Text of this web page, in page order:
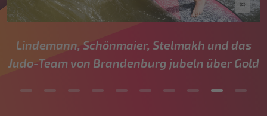
©
Yves Viala erwischt die perfekte Welle / Viel
Lob von Athleten und Publikum für enercity